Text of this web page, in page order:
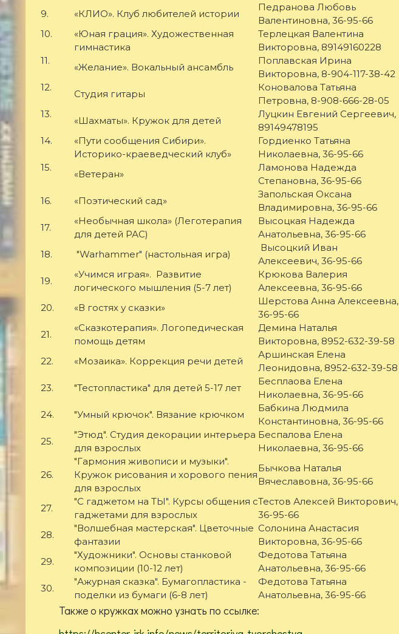
9.
«КЛИО». Клуб любителей истории
Педранова Любовь
Валентиновна, 36-95-66
10. «Юная грация». Художественная
гимнастика
Терлецкая Валентина
Викторовна, 89149160228
11.
«Желание». Вокальный ансамбль
Поплавская Ирина
Викторовна, 8-904-117-38-42
12.
Студия гитары
Коновалова Татьяна
Петровна, 8-908-666-28-05
13.
«Шахматы». Кружок для детей
Луцкин Евгений Сергеевич,
89149478195
14. «Пути сообщения Сибири».
Историко-краеведческий клуб»
Гордиенко Татьяна
Николаевна, 36-95-66
15.
«Ветеран»
Ламонова Надежда
Степановна, 36-95-66
16.
«Поэтический сад»
Запольская Оксана
Владимировна, 36-95-66
17.
«Необычная школа» (Леготерапия
для детей РАС)
Высоцкая Надежда
Анатольевна, 36-95-66
18.
"Warhammer" (настольная игра)
Высоцкий Иван
Алексеевич, 36-95-66
19.
«Учимся играя». Развитие
логического мышления (5-7 лет)
Крюкова Валерия
Алексеевна, 36-95-66
20.
«В гостях у сказки»
Шерстова Анна Алексеевна,
36-95-66
21.
«Сказкотерапия». Логопедическая
помощь детям
Демина Наталья
Викторовна, 8952-632-39-58
22.
«Мозаика». Коррекция речи детей
Аршинская Елена
Леонидовна, 8952-632-39-58
23.
"Тестопластика" для детей 5-17 лет
Бесплаова Елена
Николаевна, 36-95-66
24.
"Умный крючок". Вязание крючком
Бабкина Людмила
Константиновна, 36-95-66
25.
"Этюд". Студия декорации интерьера
для взрослых
Беспалова Елена
Николаевна, 36-95-66
26.
"Гармония живописи и музыки".
Кружок рисования и хорового пения
для взрослых
Бычкова Наталья
Вячеславовна, 36-95-66
27.
"С гаджетом на ТЫ". Курсы общения с
гаджетами для взрослых
Тестов Алексей Викторович,
36-95-66
28.
"Волшебная мастерская". Цветочные
фантазии
Солонина Анастасия
Викторовна, 36-95-66
29.
"Художники". Основы станковой
композиции (10-12 лет)
Федотова Татьяна
Анатольевна, 36-95-66
30.
"Ажурная сказка". Бумагопластика -
поделки из бумаги (6-8 лет)
Федотова Татьяна
Анатольевна, 36-95-66
Также о кружках можно узнать по ссылке: